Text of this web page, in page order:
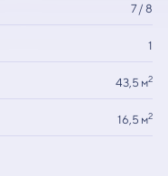
7 / 8
1
43,5 м2
16,5 м2